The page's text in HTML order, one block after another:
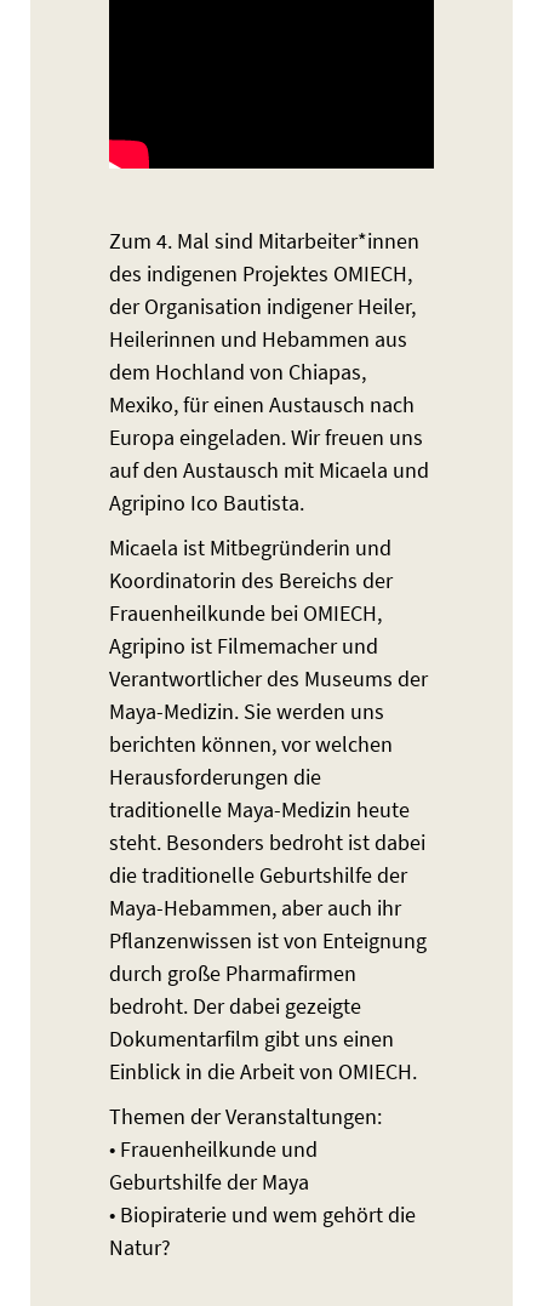
Zum 4. Mal sind Mitarbeiter*innen
des indigenen Projektes OMIECH,
der Organisation indigener Heiler,
Heilerinnen und Hebammen aus
dem Hochland von Chiapas,
Mexiko, für einen Austausch nach
Europa eingeladen. Wir freuen uns
auf den Austausch mit Micaela und
Agripino Ico Bautista.
Micaela ist Mitbegründerin und
Koordinatorin des Bereichs der
Frauenheilkunde bei OMIECH,
Agripino ist Filmemacher und
Verantwortlicher des Museums der
Maya-Medizin. Sie werden uns
berichten können, vor welchen
Herausforderungen die
traditionelle Maya-Medizin heute
steht. Besonders bedroht ist dabei
die traditionelle Geburtshilfe der
Maya-Hebammen, aber auch ihr
Pflanzenwissen ist von Enteignung
durch große Pharmafirmen
bedroht. Der dabei gezeigte
Dokumentarfilm gibt uns einen
Einblick in die Arbeit von OMIECH.
Themen der Veranstaltungen:
• Frauenheilkunde und
Geburtshilfe der Maya
• Biopiraterie und wem gehört die
Natur?